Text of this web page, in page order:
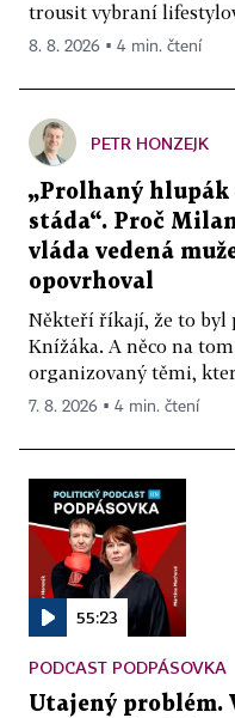
trousit vybraní
8. 8. 2026 ▪ 4 min. čtení
PETR HONZEJK
„Prolhaný hlupák
stáda“. Proč
vláda vedená
opovrhoval
Někteří říkají, že to byl
Knížáka. A něco na
organizovaný těmi,
7. 8. 2026 ▪ 4 min. čtení
55:23
PODCAST PODPÁSOVKA
Utajený problém.